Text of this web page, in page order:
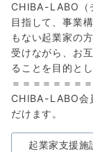
CHIBA-LABO（
目指して、事業
もない起業家の
受けながら、お
ることを目的と
＝＝＝＝＝＝＝
CHIBA-LABO会
だけます。
起業家支援